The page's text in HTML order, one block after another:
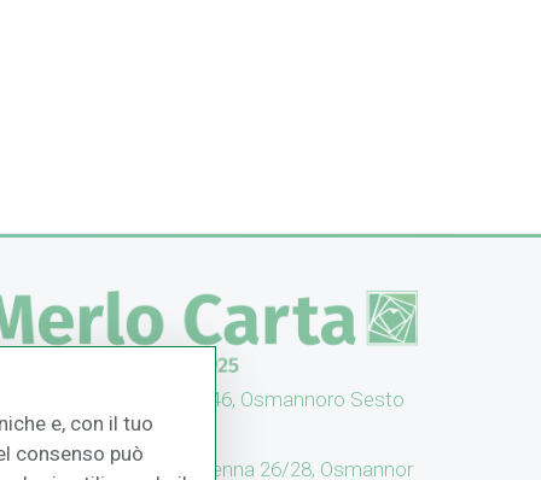
UFFICI: V. Senna 44/46, Osmannoro Sesto
(FI)
CASH & CARRY: V. Senna 26/28, Osmannor
e, con il tuo
consenso può